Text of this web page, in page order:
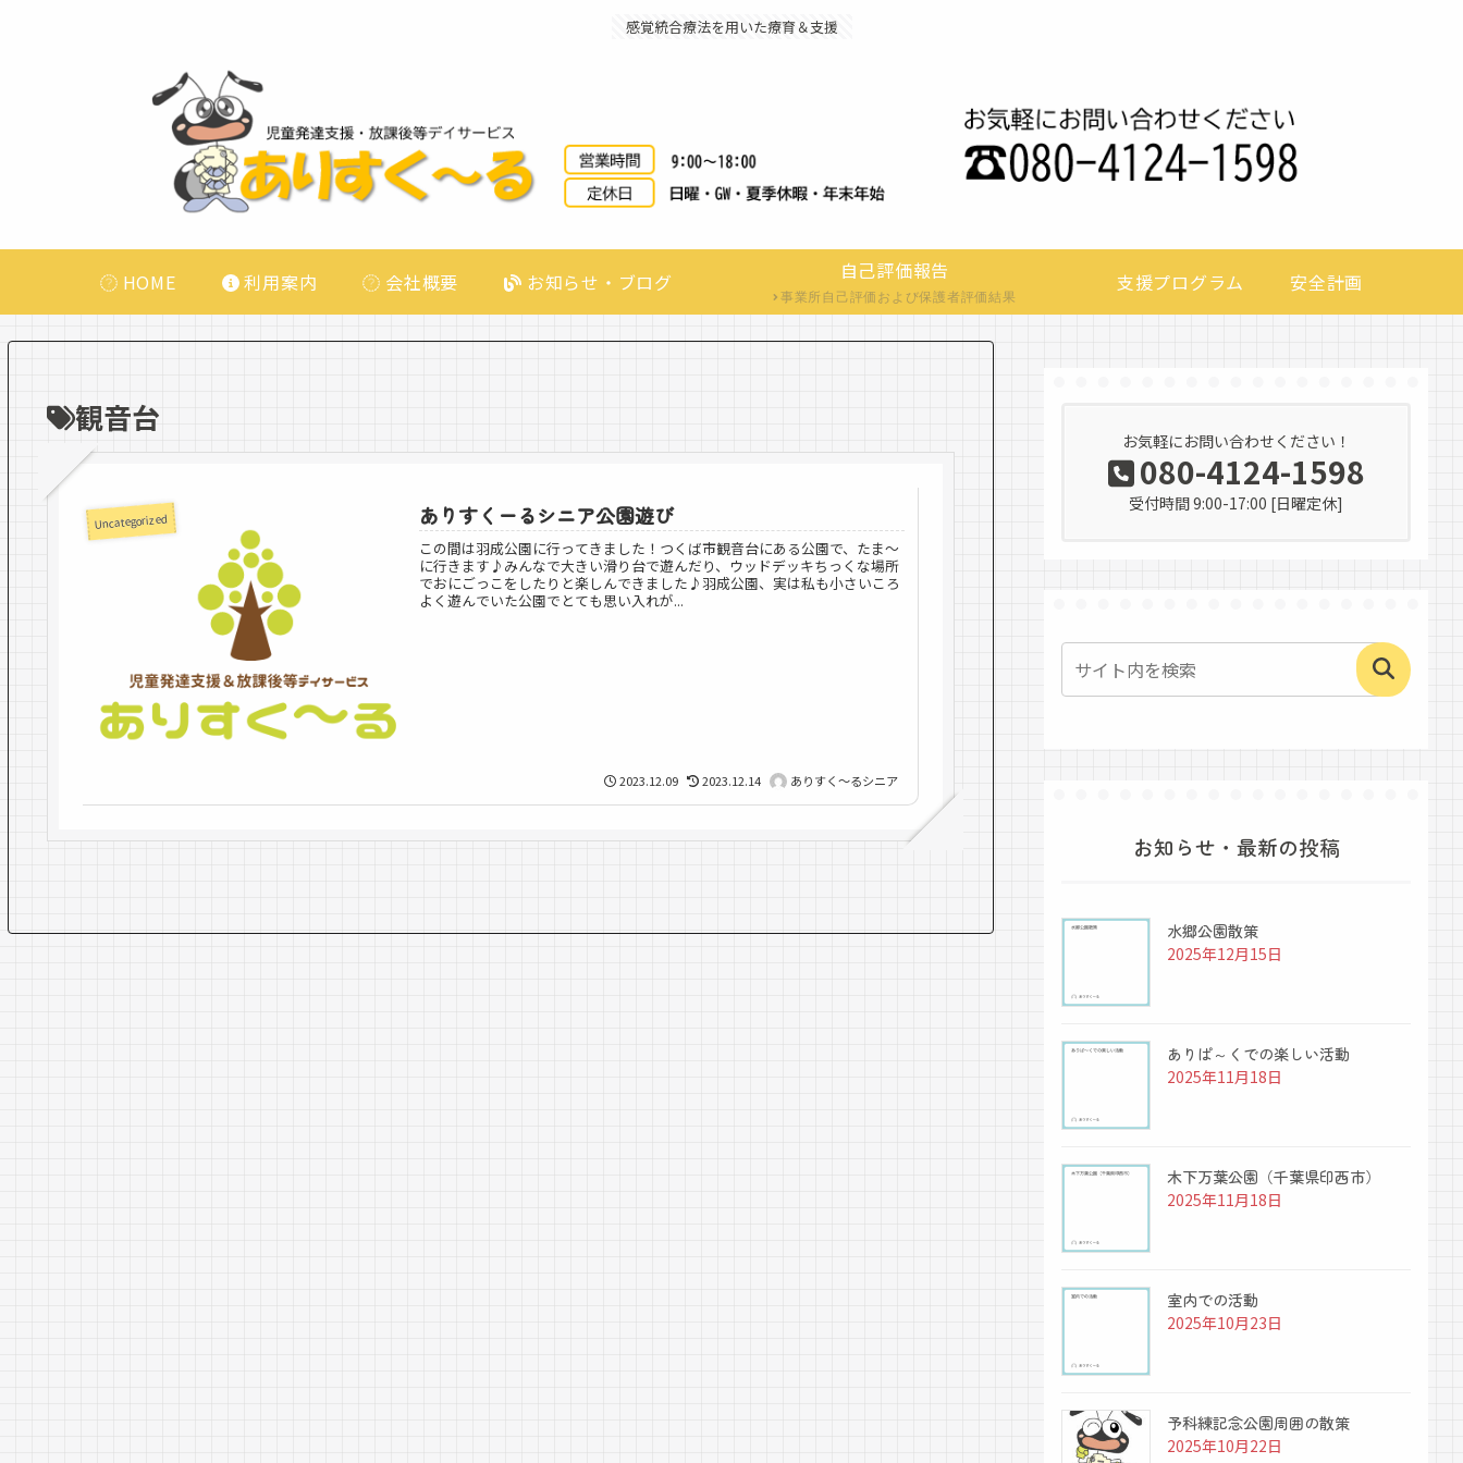
感覚統合療法を用いた療育＆支援
HOME 利用案内 会社概要 お知らせ・ブログ 自己評価報告
事業所自己評価および保護者評価結果
支援プログラム 安全計画
観音台
Uncategorized ありすくーるシニア公園遊び
この間は羽成公園に行ってきました！つくば市観音台にある公園で、たま～
に行きます♪みんなで大きい滑り台で遊んだり、ウッドデッキちっくな場所
でおにごっこをしたりと楽しんできました♪羽成公園、実は私も小さいころ
よく遊んでいた公園でとても思い入れが...
2023.12.09 2023.12.14 ありすく～るシニア
お気軽にお問い合わせください！
080-4124-1598
受付時間 9:00-17:00 [日曜定休]
お知らせ・最新の投稿
水郷公園散策
2025年12月15日
ありぱ～くでの楽しい活動
2025年11月18日
木下万葉公園（千葉県印西市）
2025年11月18日
室内での活動
2025年10月23日
予科練記念公園周囲の散策
2025年10月22日